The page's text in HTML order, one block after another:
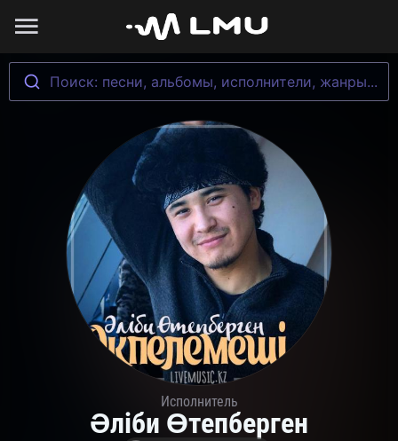
Поиск: песни, альбомы, исполнители, жанры...
Исполнитель
Әліби Өтепберген